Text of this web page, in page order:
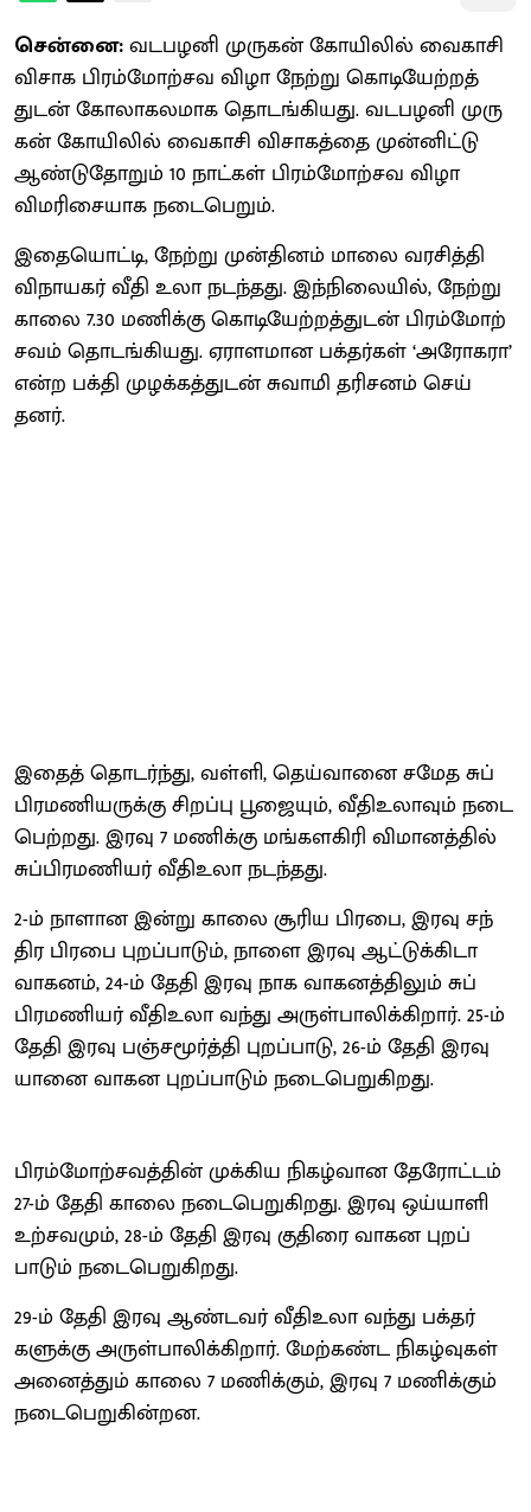
சென்னை:வடபழனி முரு​கன் கோயி​லில் வைகாசி
விசாக பிரம்​மோற்சவ விழா நேற்று கொடியேற்​றத்​
துடன் கோலாகல​மாக தொடங்​கியது. வடபழனி முரு​
கன் கோயி​லில் வைகாசி விசாகத்தை முன்​னிட்டு
ஆண்​டு​தோறும் 10 நாட்​கள் பிரம்​மோற்சவ விழா
விமரிசை​யாக நடை​பெறும்.
இதையொட்​டி, நேற்று முன்​தினம் மாலை வரசித்தி
விநாயகர் வீதி உலா நடந்​தது. இந்​நிலை​யில், நேற்று
காலை 7.30 மணிக்கு கொடியேற்​றத்​துடன் பிரம்​மோற்​
சவம் தொடங்​கியது. ஏராள​மான பக்​தர்​கள் ‘அரோக​ரா’
என்ற பக்தி முழக்​கத்​துடன் சுவாமி தரிசனம் செய்​
தனர்.
இதைத் தொடர்ந்​து, வள்​ளி, தெய்​வானை சமேத சுப்​
பிரமணி​யருக்கு சிறப்பு பூஜை​யும், வீதிஉலா​வும் நடை​
பெற்​றது. இரவு 7 மணிக்கு மங்​களகிரி விமானத்​தில்
சுப்​பிரமணி​யர் வீதிஉலா நடந்​தது.
2-ம் நாளான இன்று காலை சூரிய பிரபை, இரவு சந்​
திர பிரபை புறப்​பாடும், நாளை இரவு ஆட்​டுக்​கிடா
வாக​னம், 24-ம் தேதி இரவு நாக வாக​னத்​தி​லும் சுப்​
பிரமணி​யர் வீதிஉலா வந்து அருள்​பாலிக்​கிறார். 25-ம்
தேதி இரவு பஞ்​சமூர்த்தி புறப்​பாடு, 26-ம் தேதி இரவு
யானை வாகன புறப்​பாடும் நடை​பெறுகிறது.
பிரம்​மோற்​சவத்​தின் முக்​கிய நிகழ்​வான தேரோட்​டம்
27-ம் தேதி காலை நடை​பெறுகிறது. இரவு ஒய்​யாளி
உற்​சவ​மும், 28-ம் தேதி இரவு குதிரை வாகன புறப்​
பாடும் நடை​பெறுகிறது.
29-ம் தேதி இரவு ஆண்​ட​வர் வீதிஉலா வந்து பக்​தர்​
களுக்கு அருள்​பாலிக்​கிறார். மேற்​கண்ட நிகழ்​வு​கள்
அனைத்​தும் காலை 7 மணிக்​கும், இரவு 7 மணிக்​கும்
நடை​பெறுகின்​றன.